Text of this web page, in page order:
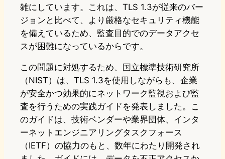
雑にしています。これは、TLS 1.3が従来のバー
ジョンと比べて、より厳格なセキュリティ機能
を備えているため、監査目的でのデータアクセ
スが困難になっているからです。
この問題に対処するため、国立標準技術研究所
（NIST）は、TLS 1.3を使用しながらも、企業
が安全かつ効果的にネットワーク監視および監
査を行うための実践ガイドを発表しました。こ
のガイドは、技術ベンダーや業界団体、インタ
ーネットエンジニアリングタスクフォース
（IETF）の協力のもと、数年にわたり開発され